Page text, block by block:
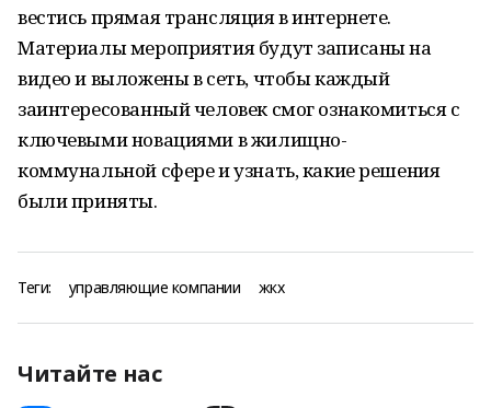
вестись прямая трансляция в интернете.
Материалы мероприятия будут записаны на
видео и выложены в сеть, чтобы каждый
заинтересованный человек смог ознакомиться с
ключевыми новациями в жилищно-
коммунальной сфере и узнать, какие решения
были приняты.
Теги: управляющие компании жкх
Читайте нас